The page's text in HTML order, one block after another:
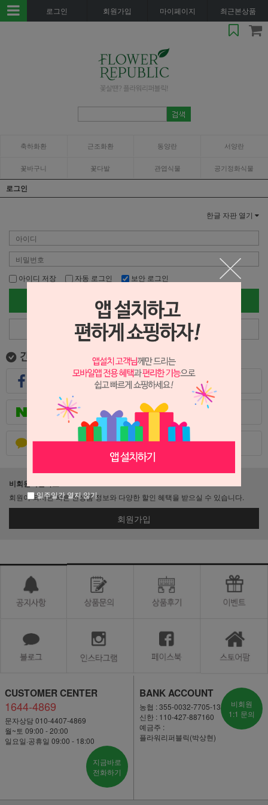
로그인 회원가입 마이페이지 최근본상품
축하화환 근조화환 동양란 서양란
꽃바구니 꽃다발 관엽식물 공기정화식물
로그인
한글 자판 열기
아이디 저장 자동 로그인 보안 로그인
로그인
아이디/비밀번호 찾기
페이스북으로 로그인
네이버로 로그인
카카오톡으로 로그인
비회원이신가요?
회원이 되시면 빠른 신상품 정보와 다양한 할인 혜택을 받으실 수 있습니다.
회원가입
CUSTOMER CENTER
1644-4869
문자상담 010-4407-4869
월~토 09:00 - 20:00
일요일·공휴일 09:00 - 18:00
지금바로
전화하기
BANK ACCOUNT
농협 : 355-0032-7705-13
신한 : 110-427-887160
예금주 :
플라워리퍼블릭(박상현)
비회원
1:1 문의
일주일간 열지 않기